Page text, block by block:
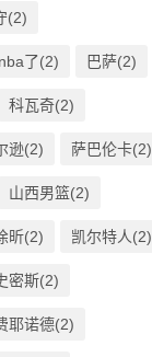
(2)
了(2) 巴萨(2)
科瓦奇(2)
逊(2) 萨巴伦卡(2)
山西男篮(2)
昕(2) 凯尔特人(2)
密斯(2)
耶诺德(2)